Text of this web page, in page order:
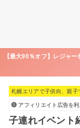
【最大90％オフ】レジャ
札幌エリアで子供向、親子
アフィリエイト広告を利
子連れイベン